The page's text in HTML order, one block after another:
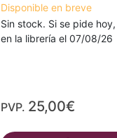
Disponible en breve
Sin stock. Si se pide
en la librería el 07/08/26
PVP. 25,00€